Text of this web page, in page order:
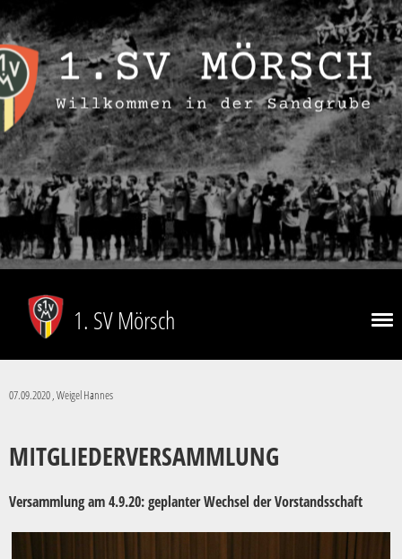
1. SV Mörsch
07.09.2020, Weigel Hannes
MITGLIEDERVERSAMMLUNG
Versammlung am 4.9.20: geplanter Wechsel der Vorstandsschaft